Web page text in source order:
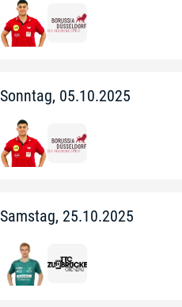
Sonntag, 05.10.2025
Samstag, 25.10.2025